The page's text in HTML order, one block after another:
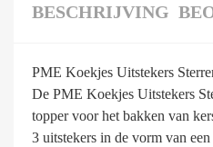
BESCHRIJVING
PME Koekjes Uitstekers
De PME Koekjes Uitstekers
topper voor het bakken van
3 uitstekers in de vorm van